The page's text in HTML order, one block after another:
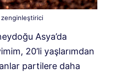
zenginleştirici
Asya’da
20’li yaşlarımdan
partilere daha